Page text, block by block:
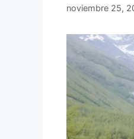
noviembre 25,